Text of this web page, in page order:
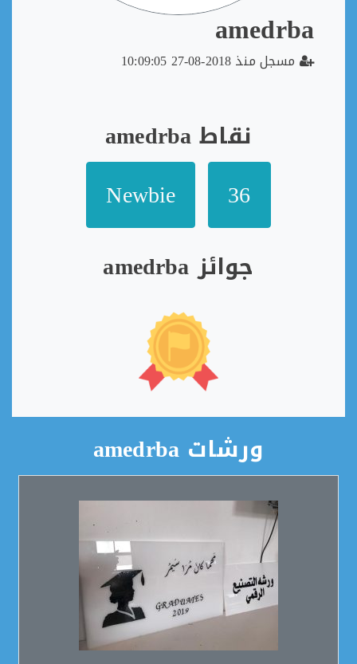
amedrba
مسجل منذ 2018-08-27 10:09:05
نقاط amedrba
Newbie
جوائز amedrba
ورشات amedrba